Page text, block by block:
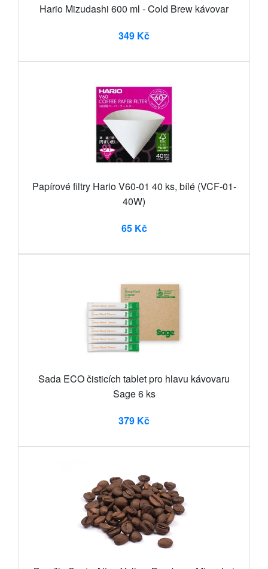
Hario Mizudashi 600 ml - Cold Brew kávovar
349 Kč
Papírové filtry Hario V60-01 40 ks, bílé (VCF-01-
40W)
65 Kč
Sada ECO čisticích tablet pro hlavu kávovaru
Sage 6 ks
379 Kč